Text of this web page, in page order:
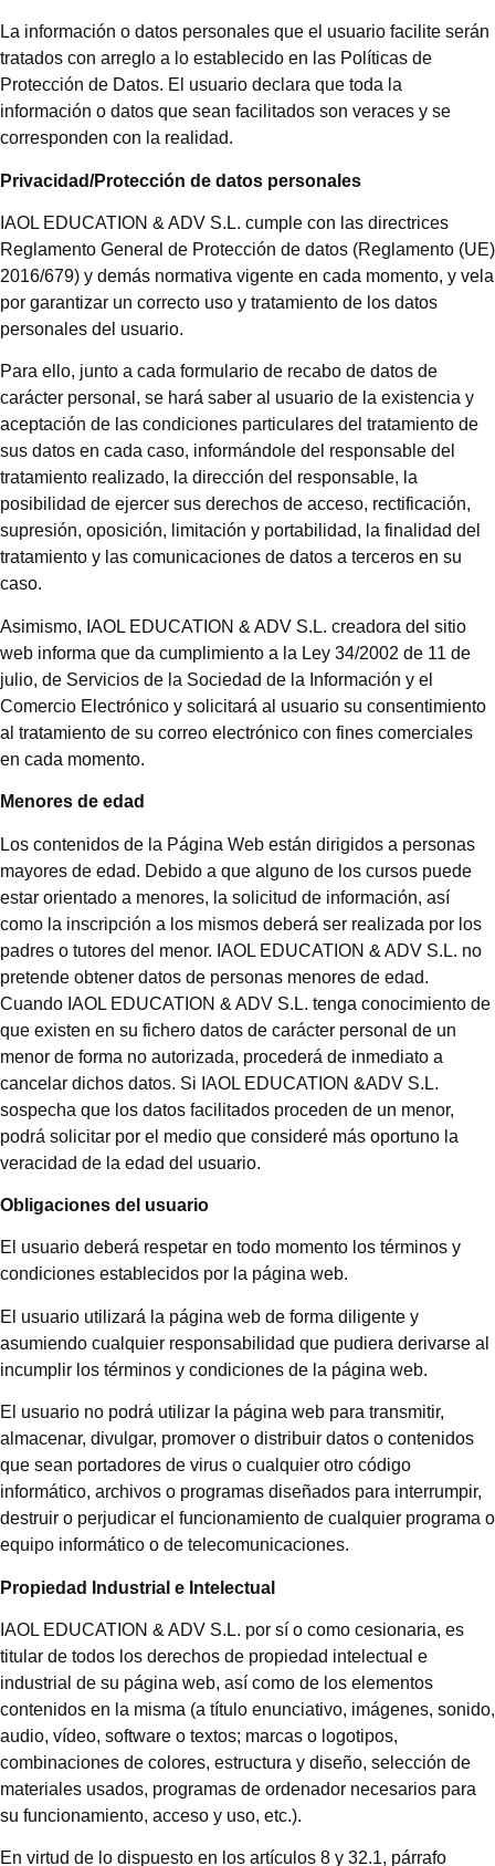
La información o datos personales que el usuario facilite serán
tratados con arreglo a lo establecido en las Políticas de
Protección de Datos. El usuario declara que toda la
información o datos que sean facilitados son veraces y se
corresponden con la realidad.
Privacidad/Protección de datos personales
IAOL EDUCATION & ADV S.L. cumple con las directrices
Reglamento General de Protección de datos (Reglamento (UE)
2016/679) y demás normativa vigente en cada momento, y vela
por garantizar un correcto uso y tratamiento de los datos
personales del usuario.
Para ello, junto a cada formulario de recabo de datos de
carácter personal, se hará saber al usuario de la existencia y
aceptación de las condiciones particulares del tratamiento de
sus datos en cada caso, informándole del responsable del
tratamiento realizado, la dirección del responsable, la
posibilidad de ejercer sus derechos de acceso, rectificación,
supresión, oposición, limitación y portabilidad, la finalidad del
tratamiento y las comunicaciones de datos a terceros en su
caso.
Asimismo, IAOL EDUCATION & ADV S.L. creadora del sitio
web informa que da cumplimiento a la Ley 34/2002 de 11 de
julio, de Servicios de la Sociedad de la Información y el
Comercio Electrónico y solicitará al usuario su consentimiento
al tratamiento de su correo electrónico con fines comerciales
en cada momento.
Menores de edad
Los contenidos de la Página Web están dirigidos a personas
mayores de edad. Debido a que alguno de los cursos puede
estar orientado a menores, la solicitud de información, así
como la inscripción a los mismos deberá ser realizada por los
padres o tutores del menor. IAOL EDUCATION & ADV S.L. no
pretende obtener datos de personas menores de edad.
Cuando IAOL EDUCATION & ADV S.L. tenga conocimiento de
que existen en su fichero datos de carácter personal de un
menor de forma no autorizada, procederá de inmediato a
cancelar dichos datos. Si IAOL EDUCATION &ADV S.L.
sospecha que los datos facilitados proceden de un menor,
podrá solicitar por el medio que consideré más oportuno la
veracidad de la edad del usuario.
Obligaciones del usuario
El usuario deberá respetar en todo momento los términos y
condiciones establecidos por la página web.
El usuario utilizará la página web de forma diligente y
asumiendo cualquier responsabilidad que pudiera derivarse al
incumplir los términos y condiciones de la página web.
El usuario no podrá utilizar la página web para transmitir,
almacenar, divulgar, promover o distribuir datos o contenidos
que sean portadores de virus o cualquier otro código
informático, archivos o programas diseñados para interrumpir,
destruir o perjudicar el funcionamiento de cualquier programa o
equipo informático o de telecomunicaciones.
Propiedad Industrial e Intelectual
IAOL EDUCATION & ADV S.L. por sí o como cesionaria, es
titular de todos los derechos de propiedad intelectual e
industrial de su página web, así como de los elementos
contenidos en la misma (a título enunciativo, imágenes, sonido,
audio, vídeo, software o textos; marcas o logotipos,
combinaciones de colores, estructura y diseño, selección de
materiales usados, programas de ordenador necesarios para
su funcionamiento, acceso y uso, etc.).
En virtud de lo dispuesto en los artículos 8 y 32.1, párrafo